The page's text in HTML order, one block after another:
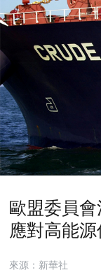
歐盟委員
應對高能源
來源：新華社